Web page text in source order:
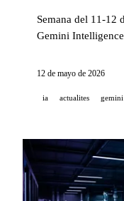
Semana del 11-12
Gemini
ciberdefensa,
12 de mayo de 2026
ia actualites gemini